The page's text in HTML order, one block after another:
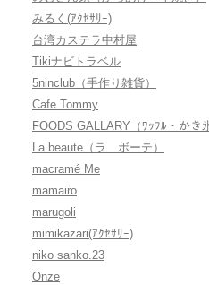
みるく(ｱｸｾｻﾘｰ)
台湾カステラ中村屋
Tikiナビトラベル
5ninclub（手作り雑貨）
Cafe Tommy
FOODS GALLARY（ﾜｯﾌﾙ・かき
La beaute（ラ ボーテ）
macramé Me
mamairo
marugoli
mimikazari(ｱｸｾｻﾘｰ)
niko sanko.23
Onze